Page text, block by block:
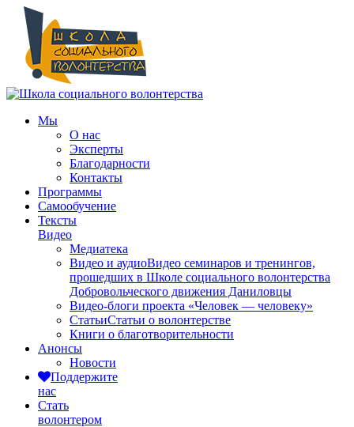
Мы
О нас
Эксперты
Благодарности
Контакты
Программы
Самообучение
Тексты
Видео
Медиатека
Видео и аудиоВидео семинаров и тренингов,
прошедших в Школе социального волонтерства
Добровольческого движения Даниловцы
Видео-блоги проекта «Человек — человеку»
СтатьиСтатьи о волонтерстве
Книги о благотворительности
Анонсы
Новости
Поддержите
нас
Стать
волонтером